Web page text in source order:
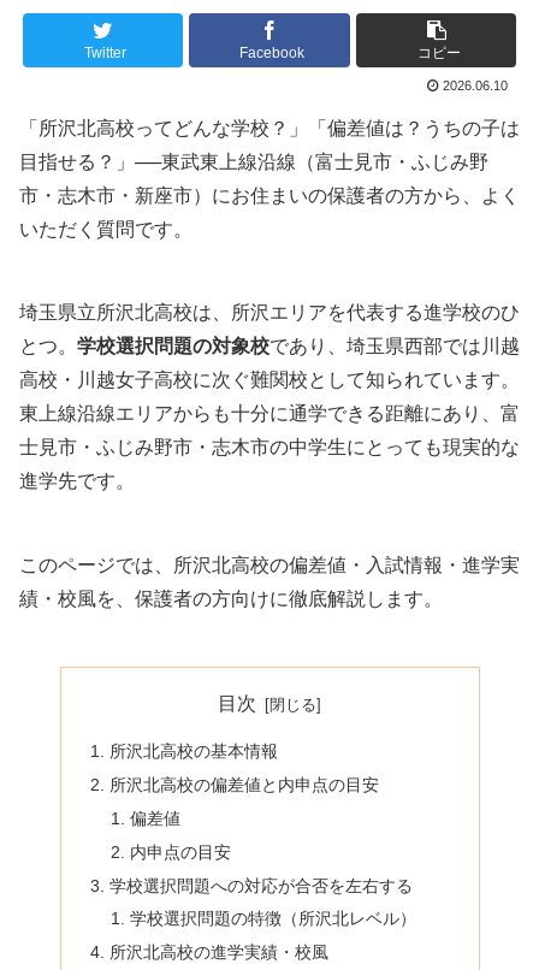
Twitter Facebook コピー
2026.06.10
「所沢北高校ってどんな学校？」「偏差値は？うちの子は
目指せる？」──東武東上線沿線（富士見市・ふじみ野
市・志木市・新座市）にお住まいの保護者の方から、よく
いただく質問です。
埼玉県立所沢北高校は、所沢エリアを代表する進学校のひ
とつ。 学校選択問題の対象校であり、埼玉県西部では川越
高校・川越女子高校に次ぐ難関校として知られています。
東上線沿線エリアからも十分に通学できる距離にあり、富
士見市・ふじみ野市・志木市の中学生にとっても現実的な
進学先です。
このページでは、所沢北高校の偏差値・入試情報・進学実
績・校風を、保護者の方向けに徹底解説します。
目次
所沢北高校の基本情報
所沢北高校の偏差値と内申点の目安
偏差値
内申点の目安
学校選択問題への対応が合否を左右する
学校選択問題の特徴（所沢北レベル）
所沢北高校の進学実績・校風